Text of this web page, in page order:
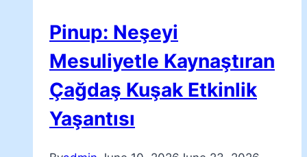
Pinup: Neşeyi
Mesuliyetle Kaynaştıran
Çağdaş Kuşak Etkinlik
Yaşantısı